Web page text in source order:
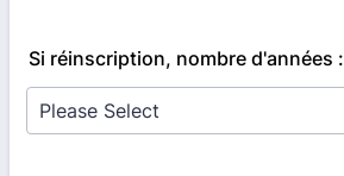
Si réinscription, nombre d'années :